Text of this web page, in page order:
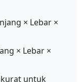
× Lebar ×
× Lebar ×
untuk